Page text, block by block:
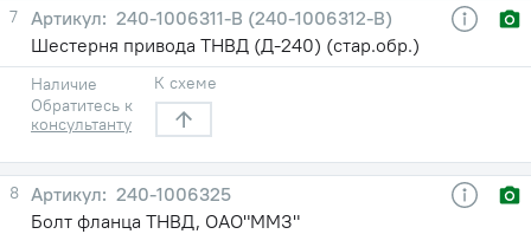
7
240-1006311-В (240-1006312-В)
Шестерня привода ТНВД (Д-240) (стар.обр.)
Наличие
Обратитесь к
консультанту
К схеме
8
240-1006325
Болт фланца ТНВД, ОАО"ММЗ"